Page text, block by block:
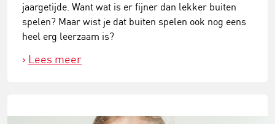
jaargetijde. Want wat is er fijner dan lekker buiten
spelen? Maar wist je dat buiten spelen ook nog eens
heel erg leerzaam is?
Lees meer